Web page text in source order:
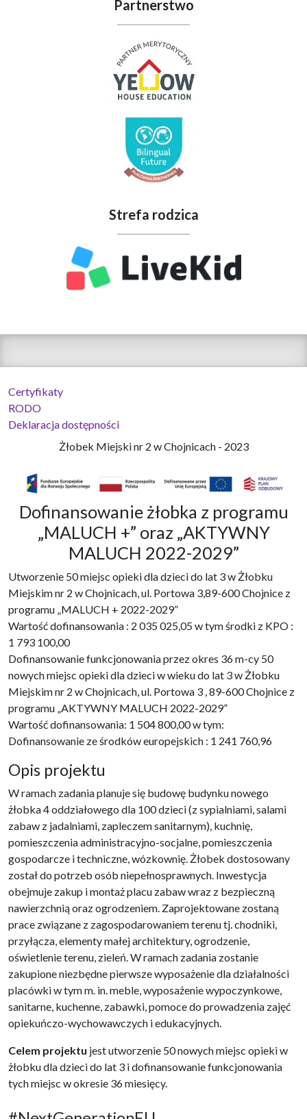
Partnerstwo
Strefa rodzica
Certyfikaty
RODO
Deklaracja dostępności
Żłobek Miejski nr 2 w Chojnicach - 2023
Dofinansowanie żłobka z programu
„MALUCH +” oraz „AKTYWNY
MALUCH 2022-2029”
Utworzenie 50 miejsc opieki dla dzieci do lat 3 w Żłobku
Miejskim nr 2 w Chojnicach, ul. Portowa 3,89-600 Chojnice z
programu „MALUCH + 2022-2029”
Wartość dofinansowania : 2 035 025,05 w tym środki z KPO :
1 793 100,00
Dofinansowanie funkcjonowania przez okres 36 m-cy 50
nowych miejsc opieki dla dzieci w wieku do lat 3 w Żłobku
Miejskim nr 2 w Chojnicach, ul. Portowa 3 , 89-600 Chojnice z
programu „AKTYWNY MALUCH 2022-2029”
Wartość dofinansowania: 1 504 800,00 w tym:
Dofinansowanie ze środków europejskich : 1 241 760,96
Opis projektu
W ramach zadania planuje się budowę budynku nowego
żłobka 4 oddziałowego dla 100 dzieci (z sypialniami, salami
zabaw z jadalniami, zapleczem sanitarnym), kuchnię,
pomieszczenia administracyjno-socjalne, pomieszczenia
gospodarcze i techniczne, wózkownię. Żłobek dostosowany
został do potrzeb osób niepełnosprawnych. Inwestycja
obejmuje zakup i montaż placu zabaw wraz z bezpieczną
nawierzchnią oraz ogrodzeniem. Zaprojektowane zostaną
prace związane z zagospodarowaniem terenu tj. chodniki,
przyłącza, elementy małej architektury, ogrodzenie,
oświetlenie terenu, zieleń. W ramach zadania zostanie
zakupione niezbędne pierwsze wyposażenie dla działalności
placówki w tym m. in. meble, wyposażenie wypoczynkowe,
sanitarne, kuchenne, zabawki, pomoce do prowadzenia zajęć
opiekuńczo-wychowawczych i edukacyjnych.
Celem projektu jest utworzenie 50 nowych miejsc opieki w
żłobku dla dzieci do lat 3 i dofinansowanie funkcjonowania
tych miejsc w okresie 36 miesięcy.